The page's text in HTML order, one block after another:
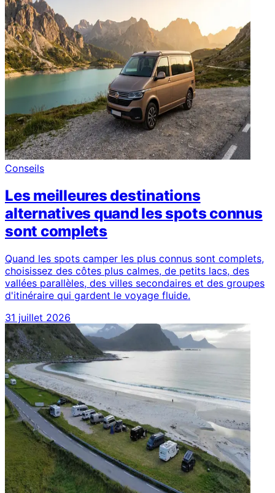
Conseils
Les meilleures destinations
alternatives quand les spots connus
sont complets
Quand les spots camper les plus connus sont complets,
choisissez des côtes plus calmes, de petits lacs, des
vallées parallèles, des villes secondaires et des groupes
d'itinéraire qui gardent le voyage fluide.
31 juillet 2026